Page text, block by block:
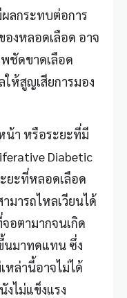
ผลกระทบต่อการ
งหลอดเลือด อาจ
ชัดขาดเลือด
ให้สูญเสียการมอง
น้า หรือระยะที่มี
Diabetic
ะยะที่หลอดเลือด
มารถไหลเวียนได้
อตามากจนเกิด
นมาทดแทน ซึ่ง
หล่านี้อาจไม่ได้
ไม่แข็งแรง